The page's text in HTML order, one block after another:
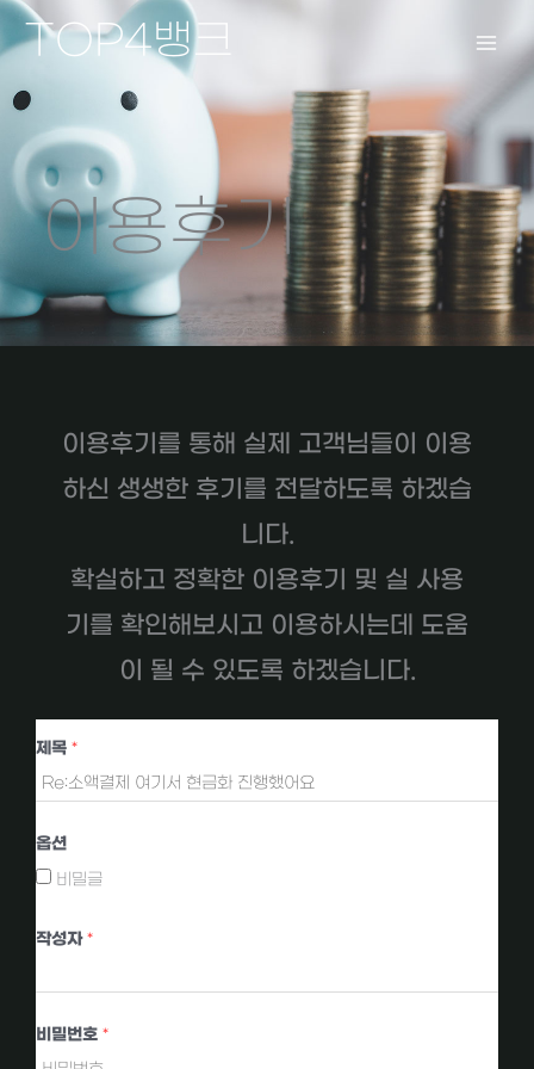
콘
텐
로
TOP4뱅크
이용후기
이용후기를 통해 실제 고객님들이 이용
하신 생생한 후기를 전달하도록 하겠습
니다.
확실하고 정확한 이용후기 및 실 사용
기를 확인해보시고 이용하시는데 도움
이 될 수 있도록 하겠습니다.
제목 *
옵션
비밀글
작성자 *
비밀번호 *